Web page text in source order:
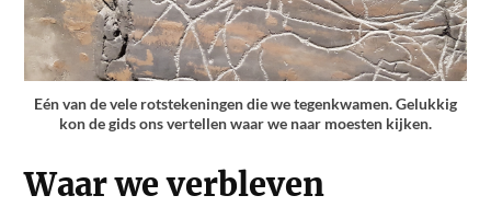
Eén van de vele rotstekeningen die we tegenkwamen. Gelukkig
kon de gids ons vertellen waar we naar moesten kijken.
Waar we verbleven